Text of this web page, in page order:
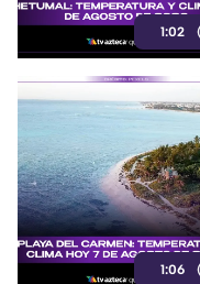
1:02
1:06